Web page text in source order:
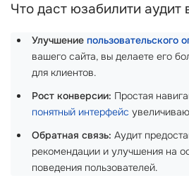
Что даст юзабилити аудит
Улучшение пользовательского
вашего сайта, вы делаете его
для клиентов.
Рост конверсии: Простая
понятный интерфейс
Обратная связь: Аудит
рекомендации и улучшения на
поведения пользователей.